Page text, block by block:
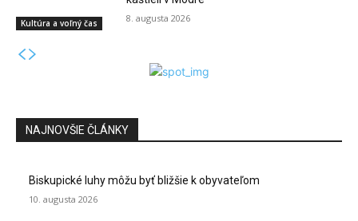
Kultúra a voľný čas 8. augusta 2026
NAJNOVŠIE ČLÁNKY
Biskupické luhy môžu byť bližšie k obyvateľom
10. augusta 2026